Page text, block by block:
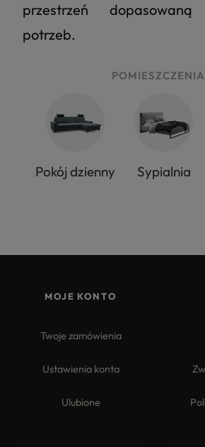
przestrzeń
potrzeb.
POMIESZCZENIA
Pokój dzienny Sypialnia
MOJE KONTO
Twoje zamówienia
Ustawienia konta
Ulubione